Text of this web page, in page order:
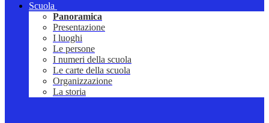
Scuola
Panoramica
Presentazione
I luoghi
Le persone
I numeri della scuola
Le carte della scuola
Organizzazione
La storia